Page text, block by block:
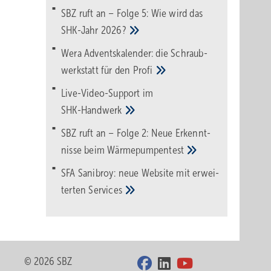
SBZ ruft an – Folge 5: Wie wird das
SHK-Jahr 2026?
Wera Adventskalender: die Schraub­
werk­statt für den Pro­fi
Live-Video-Support im
SHK-Handwerk
SBZ ruft an – Folge 2: Neue Erkennt­
nisse beimWärme­pumpen­test
SFA Sanibroy: neue Web­site mit erwei­
tertenServices
© 2026 SBZ